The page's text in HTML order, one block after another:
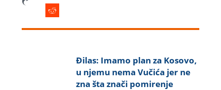
Đilas: Imamo plan za Kosovo,
u njemu nema Vučića jer ne
zna šta znači pomirenje